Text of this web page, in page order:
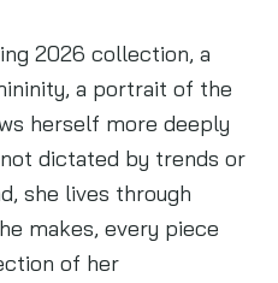
2026 collection, a
a portrait of the
herself more deeply
dictated by trends or
she lives through
makes, every piece
of her